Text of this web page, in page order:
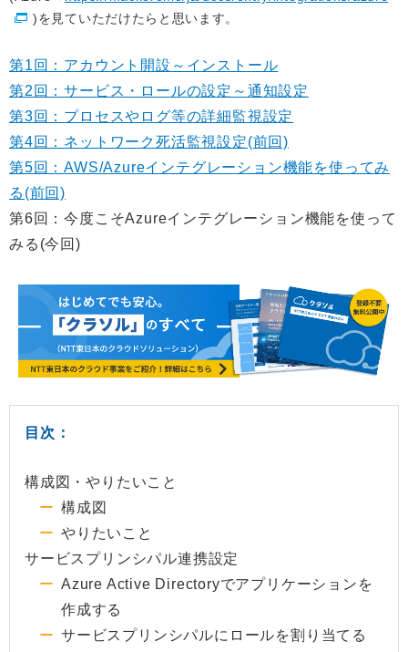
)を見ていただけたらと思います。
第1回：アカウント開設～インストール
第2回：サービス・ロールの設定～通知設定
第3回：プロセスやログ等の詳細監視設定
第4回：ネットワーク死活監視設定(前回)
第5回：AWS/Azureインテグレーション機能を使ってみ
る(前回)
第6回：今度こそAzureインテグレーション機能を使って
みる(今回)
目次：
構成図・やりたいこと
構成図
やりたいこと
サービスプリンシパル連携設定
Azure Active Directoryでアプリケーションを
作成する
サービスプリンシパルにロールを割り当てる